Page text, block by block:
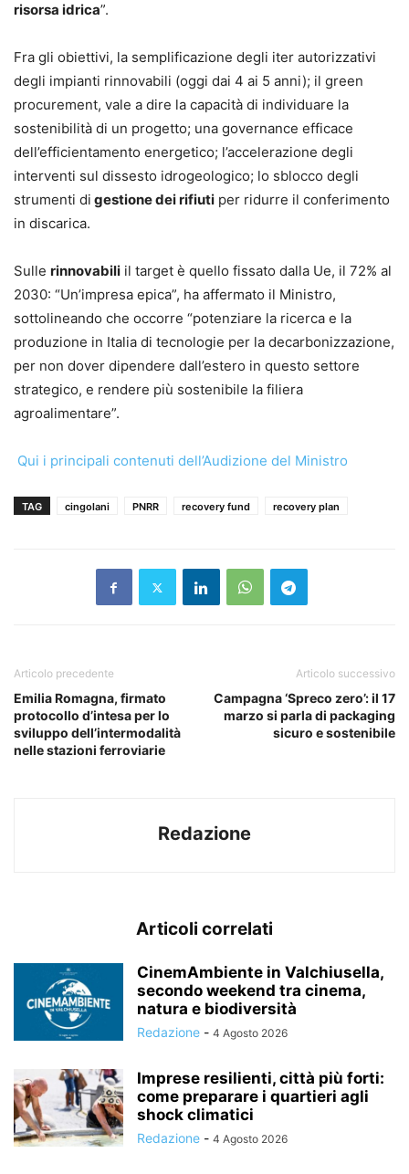
risorsa idrica”.
Fra gli obiettivi, la semplificazione degli iter autorizzativi
degli impianti rinnovabili (oggi dai 4 ai 5 anni); il green
procurement, vale a dire la capacità di individuare la
sostenibilità di un progetto; una governance efficace
dell’efficientamento energetico; l’accelerazione degli
interventi sul dissesto idrogeologico; lo sblocco degli
strumenti di gestione dei rifiuti per ridurre il conferimento
in discarica.
Sulle rinnovabili il target è quello fissato dalla Ue, il 72% al
2030: “Un’impresa epica”, ha affermato il Ministro,
sottolineando che occorre “potenziare la ricerca e la
produzione in Italia di tecnologie per la decarbonizzazione,
per non dover dipendere dall’estero in questo settore
strategico, e rendere più sostenibile la filiera
agroalimentare”.
Qui i principali contenuti dell’Audizione del Ministro
TAG cingolani PNRR recovery fund recovery plan
Articolo precedente
Emilia Romagna, firmato
protocollo d’intesa per lo
sviluppo dell’intermodalità
nelle stazioni ferroviarie
Articolo successivo
Campagna ‘Spreco zero’: il 17
marzo si parla di packaging
sicuro e sostenibile
Redazione
Articoli correlati
CinemAmbiente in Valchiusella,
secondo weekend tra cinema,
natura e biodiversità
Redazione - 4 Agosto 2026
Imprese resilienti, città più forti:
come preparare i quartieri agli
shock climatici
Redazione - 4 Agosto 2026